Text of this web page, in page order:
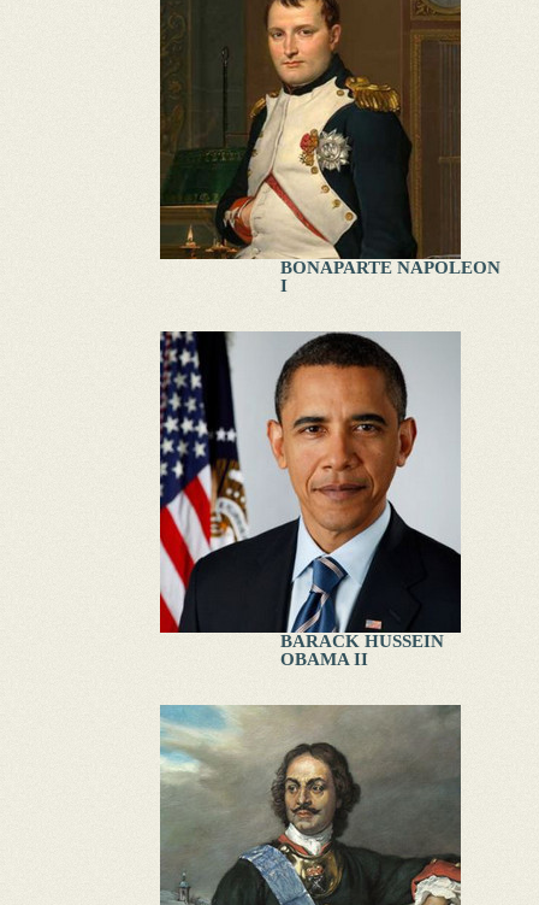
BONAPARTE NAPOLEON
I
BARACK HUSSEIN
OBAMA II